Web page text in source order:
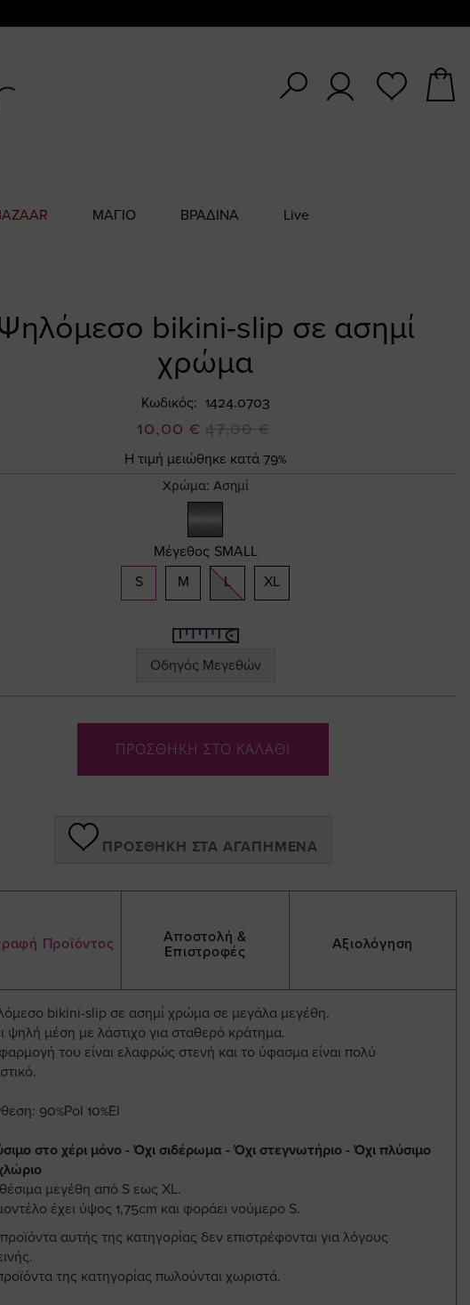
ΜΑΓΙΟ ΒΡΑΔΙΝΑ Live
bikini-slip σε ασημί
χρώμα
Κωδικός 1424.0703
Ειδική
Τιμή
10,00 € 47,00 €
Η τιμή μειώθηκε κατά 79%
Χρώμα: Ασημί
Μέγεθος SMALL
S
M L XL
Οδηγός Μεγεθών
ΠΡΟΣΘΗΚΗ ΣΤΟ ΚΑΛΑΘΙ
ΠΡΟΣΘΉΚΗ ΣΤΑ ΑΓΑΠΗΜΈΝΑ
Προϊόντος
Αποστολή &
Επιστροφές
Αξιολόγηση
bikini-slip σε ασημί χρώμα σε μεγάλα μεγέθη.
ψηλή μέση με λάστιχο για σταθερό κράτημα.
του είναι ελαφρώς στενή και το ύφασμα είναι πολύ
90%Pol 10%El
στο χέρι μόνο - Όχι σιδέρωμα - Όχι στεγνωτήριο - Όχι πλύσιμο
μεγέθη από S εως XL.
έχει ύψος 1,75cm και φοράει νούμερο S.
αυτής της κατηγορίας δεν επιστρέφονται για λόγους
της κατηγορίας πωλούνται χωριστά.